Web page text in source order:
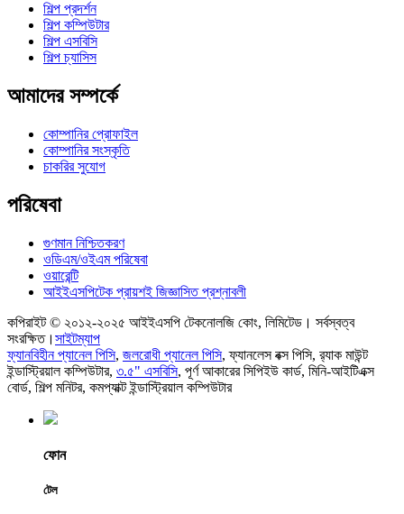
শিল্প প্রদর্শন
শিল্প কম্পিউটার
শিল্প এসবিসি
শিল্প চ্যাসিস
আমাদের সম্পর্কে
কোম্পানির প্রোফাইল
কোম্পানির সংস্কৃতি
চাকরির সুযোগ
পরিষেবা
গুণমান নিশ্চিতকরণ
ওডিএম/ওইএম পরিষেবা
ওয়ারেন্টি
আইইএসপিটেক প্রায়শই জিজ্ঞাসিত প্রশ্নাবলী
কপিরাইট © ২০১২-২০২৫ আইইএসপি টেকনোলজি কোং, লিমিটেড। সর্বস্বত্ব
সংরক্ষিত। সাইটম্যাপ
ফ্যানবিহীন প্যানেল পিসি, জলরোধী প্যানেল পিসি,ফ্যানলেস বক্স পিসি, র‍্যাক মাউন্ট
ইন্ডাস্ট্রিয়াল কম্পিউটার, ৩.৫" এসবিসি, পূর্ণ আকারের সিপিইউ কার্ড, মিনি-আইটিএক্স
বোর্ড, শিল্প মনিটর, কমপ্যাক্ট ইন্ডাস্ট্রিয়াল কম্পিউটার
ফোন
টেল